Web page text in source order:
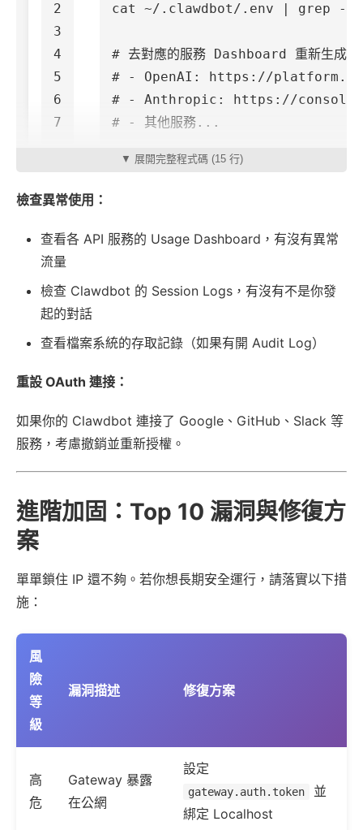
2
3
4
5
6
cat
~/.clawdbot/.env | grep -i
# 去對應的服務 Dashboard 重新生成：
# - OpenAI: https://
# - Anthropic: https://
# - 其他服務...
▼ 展開完整程式碼 (15 行)
檢查異常使用：
查看各 API 服務的 Usage Dashboard，有沒有異常
流量
檢查 Clawdbot 的 Session Logs，有沒有不是你發
起的對話
查看檔案系統的存取記錄（如果有開 Audit Log）
重設 OAuth 連接：
如果你的 Clawdbot 連接了 Google、GitHub、Slack 等
服務，考慮撤銷並重新授權。
進階加固：Top 10 漏洞與修復方
案
單單鎖住 IP 還不夠。若你想長期安全運行，請落實以下措
施：
風
險
等
級
漏洞描述 修復方案
高
危
Gateway 暴露
在公網
設定
gateway.auth.token
並
綁定 Localhost